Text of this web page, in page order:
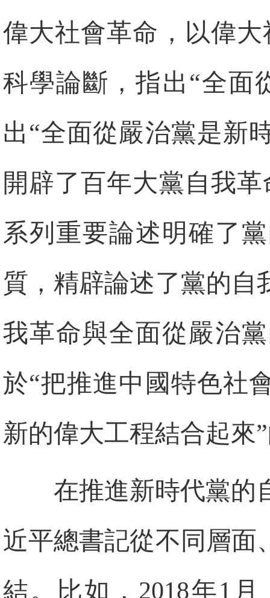
偉大社會革命，以偉
科學論斷，指出“全面
出“全面從嚴治黨是新
開辟了百年大黨自我
系列重要論述明確了
質，精辟論述了黨的自
我革命與全面從嚴治
於“把推進中國特色社
新的偉大工程結合起來
在推進新時代黨的
近平總書記從不同層面
結。比如，2018年1